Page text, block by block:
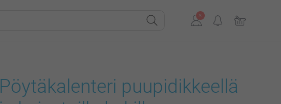
Pöytäkalenteri puupidikkeellä